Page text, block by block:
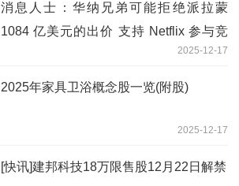
消息人士：华纳兄弟可能拒绝派拉蒙
1084 亿美元的出价 支持 Netflix 参与竞
2025-12-17
2025年家具卫浴概念股一览(附股)
2025-12-17
[快讯]建邦科技18万限售股12月22日解禁